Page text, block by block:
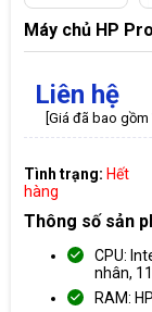
Máy chủ HP
Liên hệ
[Giá đã bao gồm
Tình trạng: Hết
hàng
Thông số sản
CPU:
nhân,
RAM: